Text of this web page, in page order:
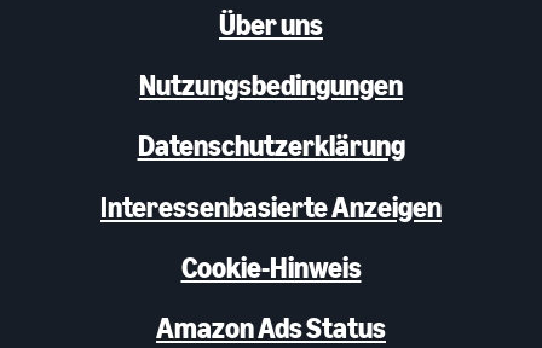
Über uns
Nutzungsbedingungen
Datenschutzerklärung
Interessenbasierte Anzeigen
Cookie-Hinweis
Amazon Ads Status